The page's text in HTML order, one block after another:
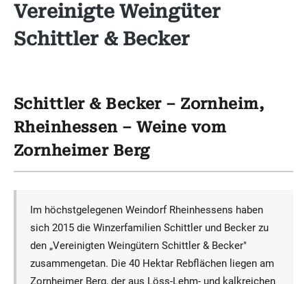
Vereinigte Weingüter
Schittler & Becker
Schittler & Becker – Zornheim,
Rheinhessen – Weine vom
Zornheimer Berg
Im höchstgelegenen Weindorf Rheinhessens haben
sich 2015 die Winzerfamilien Schittler und Becker zu
den „Vereinigten Weingütern Schittler & Becker"
zusammengetan. Die 40 Hektar Rebflächen liegen am
Zornheimer Berg, der aus Löss-Lehm- und kalkreichen